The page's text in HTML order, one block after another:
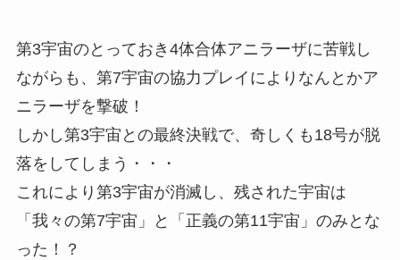
第3宇宙のとっておき4体合体アニラーザに苦戦し
ながらも、第7宇宙の協力プレイによりなんとかア
ニラーザを撃破！
しかし第3宇宙との最終決戦で、奇しくも18号が脱
落をしてしまう・・・
これにより第3宇宙が消滅し、残された宇宙は
「我々の第7宇宙」と「正義の第11宇宙」のみとな
った！？